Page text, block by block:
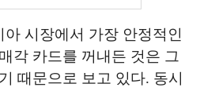
시장에서 가장 안정적인
각 카드를 꺼내든 것은 그
때문으로 보고 있다. 동시